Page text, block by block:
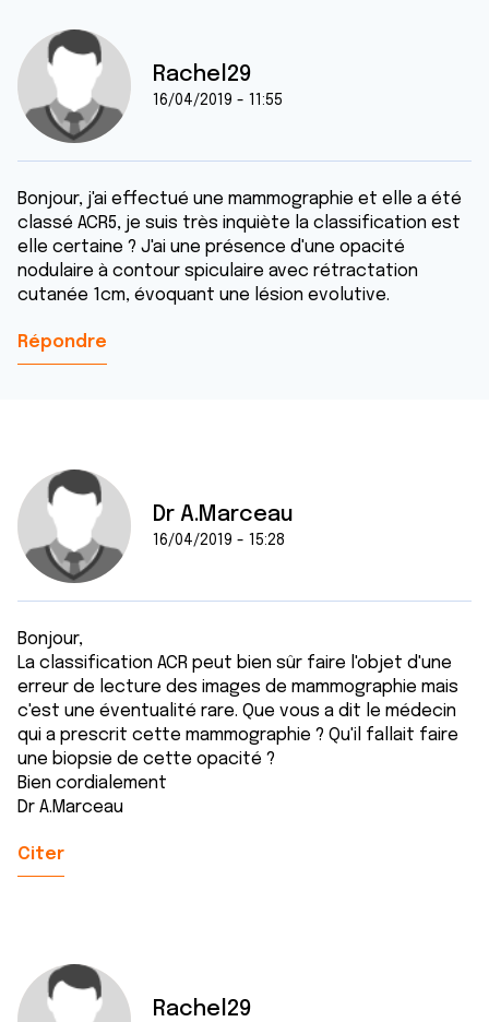
Rachel29
16/04/2019 - 11:55
Bonjour, j'ai effectué une mammographie et elle a été
classé ACR5, je suis très inquiète la classification est
elle certaine ? J'ai une présence d'une opacité
nodulaire à contour spiculaire avec rétractation
cutanée 1cm, évoquant une lésion evolutive.
Répondre
Dr A.Marceau
16/04/2019 - 15:28
Bonjour,
La classification ACR peut bien sûr faire l'objet d'une
erreur de lecture des images de mammographie mais
c'est une éventualité rare. Que vous a dit le médecin
qui a prescrit cette mammographie ? Qu'il fallait faire
une biopsie de cette opacité ?
Bien cordialement
Dr A.Marceau
Citer
Rachel29